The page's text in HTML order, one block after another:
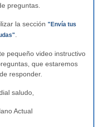
preguntas.
la sección "Envía tus
.
pequeño video instructivo
que estaremos
responder.
saludo,
Actual